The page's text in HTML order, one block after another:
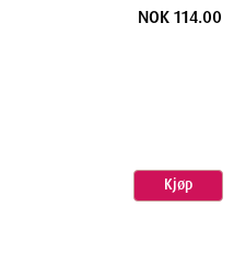
NOK 114.00
Kjøp